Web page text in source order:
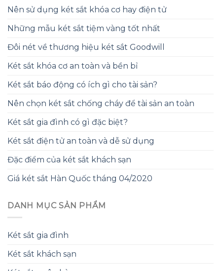
Nên sử dụng két sắt khóa cơ hay điện tử
Những mẫu két sắt tiệm vàng tốt nhất
Đôi nét về thương hiệu két sắt Goodwill
Két sắt khóa cơ an toàn và bền bỉ
Két sắt báo động có ích gì cho tài sản?
Nên chọn két sắt chống cháy để tài sản an toàn
Két sắt gia đình có gì đặc biệt?
Két sắt điện tử an toàn và dễ sử dụng
Đặc điểm của két sắt khách sạn
Giá két sắt Hàn Quốc tháng 04/2020
DANH MỤC SẢN PHẨM
Két sắt gia đình
Két sắt khách sạn